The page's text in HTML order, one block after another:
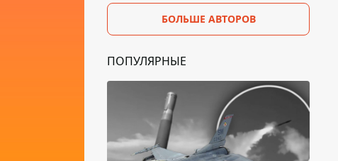
БОЛЬШЕ АВТОРОВ
ПОПУЛЯРНЫЕ